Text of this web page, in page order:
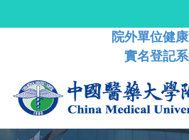
院外單位健
實名登記